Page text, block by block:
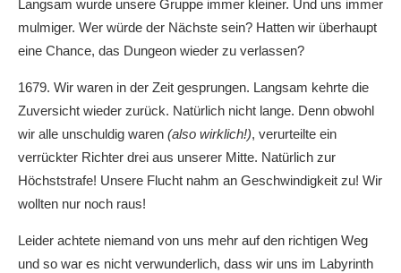
Langsam wurde unsere Gruppe immer kleiner. Und uns immer
mulmiger. Wer würde der Nächste sein? Hatten wir überhaupt
eine Chance, das Dungeon wieder zu verlassen?
1679. Wir waren in der Zeit gesprungen. Langsam kehrte die
Zuversicht wieder zurück. Natürlich nicht lange. Denn obwohl
wir alle unschuldig waren (also wirklich!), verurteilte ein
verrückter Richter drei aus unserer Mitte. Natürlich zur
Höchststrafe! Unsere Flucht nahm an Geschwindigkeit zu! Wir
wollten nur noch raus!
Leider achtete niemand von uns mehr auf den richtigen Weg
und so war es nicht verwunderlich, dass wir uns im Labyrinth